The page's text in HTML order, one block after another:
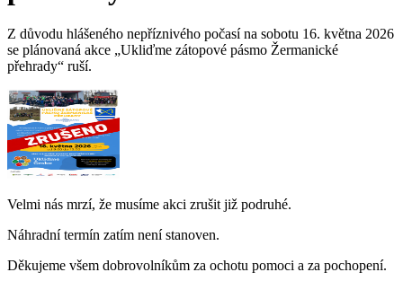
Z důvodu hlášeného nepříznivého počasí na sobotu 16. května 2026
se plánovaná akce „Ukliďme zátopové pásmo Žermanické
přehrady“ ruší.
Velmi nás mrzí, že musíme akci zrušit již podruhé.
Náhradní termín zatím není stanoven.
Děkujeme všem dobrovolníkům za ochotu pomoci a za pochopení.